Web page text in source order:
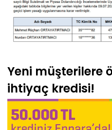
Yeni müşterilere
ihtiyaç kredisi!